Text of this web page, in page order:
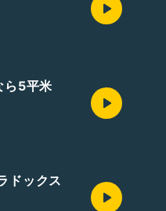
ら5平米
ドックス